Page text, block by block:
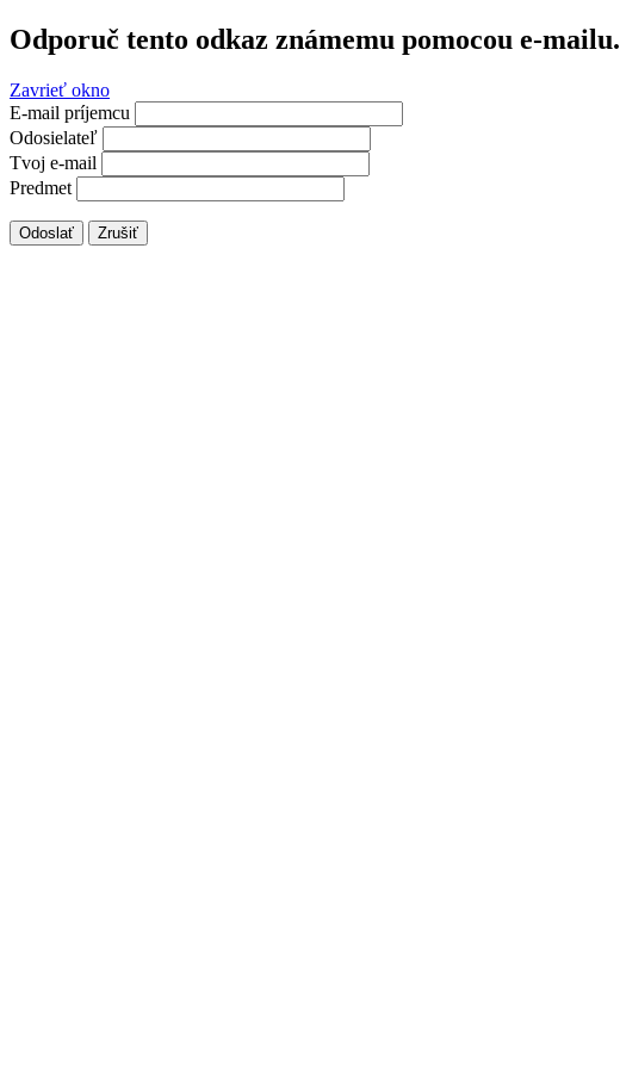
Odporuč tento odkaz známemu pomocou e-mailu.
Zavrieť okno
E-mail príjemcu
Odosielateľ
Tvoj e-mail
Predmet
Odoslať Zrušiť